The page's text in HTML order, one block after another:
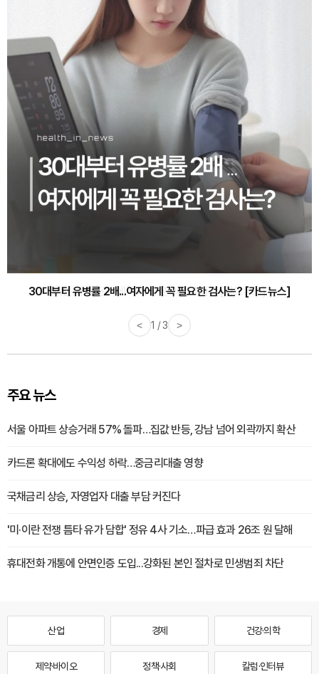
30대부터 유병률 2배...여자에게 꼭 필요한 검사는? [카드뉴스]
< 2 / 3 >
주요 뉴스
서울 아파트 상승거래 57% 돌파…집값 반등, 강남 넘어 외곽까지 확산
카드론 확대에도 수익성 하락…중금리대출 영향
국채금리 상승, 자영업자 대출 부담 커진다
'미·이란 전쟁 틈타 유가 담합' 정유 4사 기소…파급 효과 26조 원 달해
휴대전화 개통에 안면인증 도입...강화된 본인 절차로 민생범죄 차단
산업 경제 건강·의학
제약·바이오 정책·사회 칼럼·인터뷰